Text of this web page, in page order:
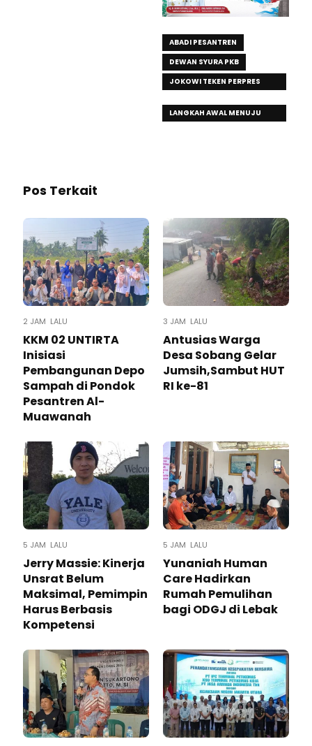
ABADI PESANTREN
DEWAN SYURA PKB
JOKOWI TEKEN PERPRES
LANGKAH AWAL MENUJU
Pos Terkait
2 JAM LALU
KKM 02 UNTIRTA
Inisiasi
Pembangunan Depo
Sampah di Pondok
Pesantren Al-
Muawanah
3 JAM LALU
Antusias Warga
Desa Sobang Gelar
Jumsih,Sambut HUT
RI ke-81
5 JAM LALU
Jerry Massie: Kinerja
Unsrat Belum
Maksimal, Pemimpin
Harus Berbasis
Kompetensi
5 JAM LALU
Yunaniah Human
Care Hadirkan
Rumah Pemulihan
bagi ODGJ di Lebak